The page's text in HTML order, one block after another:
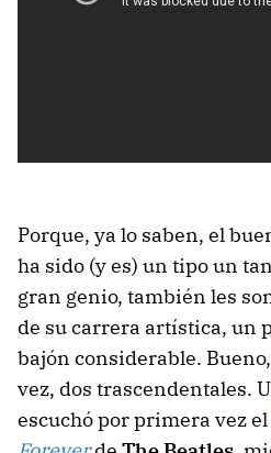
Porque, ya lo saben, el
ha sido (y es) un tipo un
gran genio, también les
de su carrera artística, un
bajón considerable.
vez, dos trascendentales.
escuchó por primera vez el